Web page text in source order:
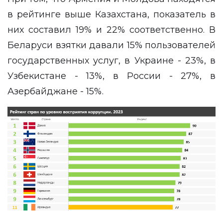
в рейтинге выше Казахстана, показатель в
них составил 19% и 22% соответственно. В
Беларуси взятки давали 15% пользователей
государственных услуг, в Украине - 23%, в
Узбекистане - 13%, в России - 27%, в
Азербайджане - 15%.